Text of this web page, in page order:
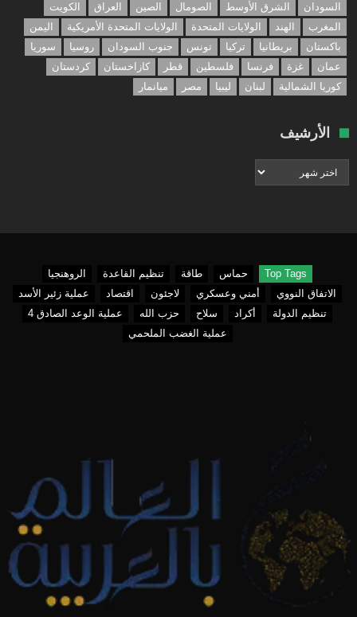
السودان
الشرق الأوسط الصومال الصين العراق
الكويت
المغرب
الهند الولايات المتحدة الولايات المتحدة الأمريكية
اليمن
باكستان
بريطانيا تركيا تونس جنوب السودان روسيا
سوريا
عمان
غزة فرنسا فلسطين قطر كازاخستان
كردستان
كوريا الشمالية
لبنان ليبيا مصر ميانمار
الأرشيف
الأرشيف
Top Tags حماس طاقة تنظيم القاعدة
الروهنجيا
الاتفاق النووي
أمني وعسكري لاجئون اقتصاد
عملية زئير الأسد
تنظيم الدولة
أكراد سلاح حزب الله
عملية الوعد الصادق 4
عملية الغضب الملحمي